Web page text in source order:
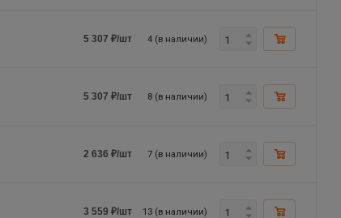
5 307 ₽/шт 4 (в наличии)
5 307 ₽/шт 8 (в наличии)
2 636 ₽/шт 7 (в наличии)
3 559 ₽/шт 13 (в наличии)